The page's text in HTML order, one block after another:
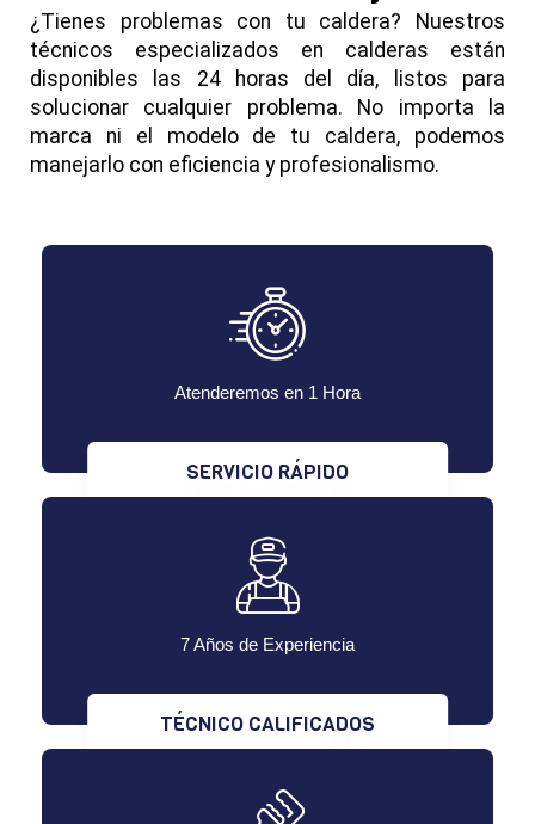
¿Tienes problemas con tu caldera? Nuestros
técnicos especializados en calderas están
disponibles las 24 horas del día, listos para
solucionar cualquier problema. No importa la
marca ni el modelo de tu caldera, podemos
manejarlo con eficiencia y profesionalismo.
Atenderemos en 1 Hora
SERVICIO RÁPIDO
7 Años de Experiencia
TÉCNICO CALIFICADOS